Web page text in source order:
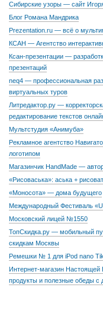
Сибирские узоры — сайт
Блог Романа Мандрика
Prezentation.ru — всё о
КСАН — Агентство
Ксан-презентации —
презентаций
neq4 — профессиональная
виртуальных туров
Литредактор.ру —
редактирование текстов
Мультстудия «Анимуба»
Рекламное агентство
логотипом
Магазинчик HandMade —
«Рисоваська»: аська +
«Моносота» — дома будущего
Международный Фестиваль
Московский лицей №1550
ТопСкидка.ру — мобильный
скидкам Москвы
Ремешки № 1 для iPod nano
Интернет-магазин
продукты и полезные обеды с